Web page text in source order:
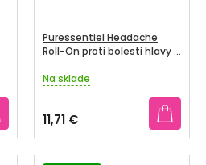
Puressentiel Headache
Roll-On proti bolesti hlavy 5
Priemerné
produktu
je
4,5
z
Na sklade
11,71 €